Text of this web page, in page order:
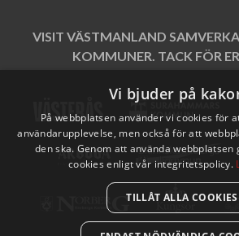
VISIT VÄSTMANLAND
KOMMUNER. TACK FÖR
Vi bjuder på
På webbplatsen använder vi cookies för
användarupplevelse, men också för att
den ska. Genom att använda webbplatsen
cookies enligt vår integritetspolicy.
TILLÅT ALLA COOKIES